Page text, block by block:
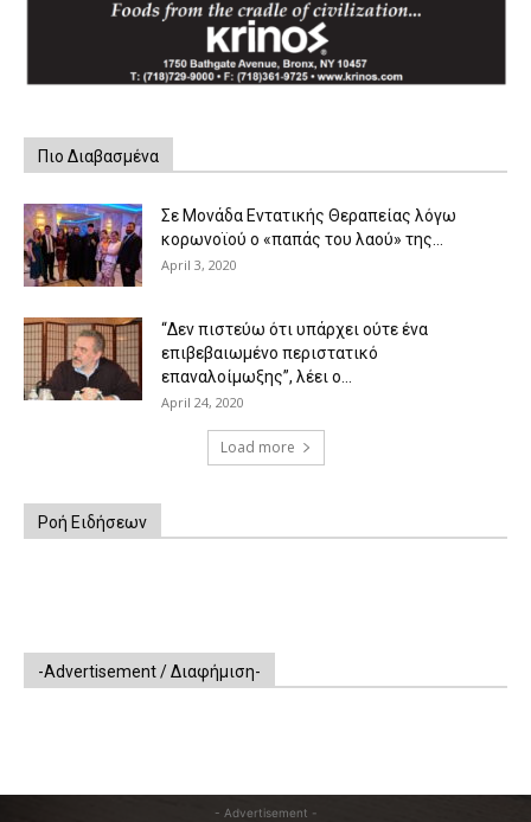
Πιο Διαβασμένα
Σε Μονάδα Εντατικής Θεραπείας λόγω
κορωνοϊού ο «παπάς του λαού» της...
April 3, 2020
“Δεν πιστεύω ότι υπάρχει ούτε ένα
επιβεβαιωμένο περιστατικό
επαναλοίμωξης”, λέει ο...
April 24, 2020
Load more
Ροή Ειδήσεων
-Advertisement / Διαφήμιση-
- Advertisement -